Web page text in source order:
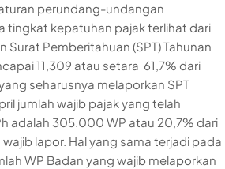
perundang-undangan
tingkat kepatuhan pajak terlihat dari
Surat Pemberitahuan (SPT) Tahunan
11,309 atau setara 61,7% dari
seharusnya melaporkan SPT
jumlah wajib pajak yang telah
adalah 305.000 WP atau 20,7% dari
wajib lapor. Hal yang sama terjadi pada
WP Badan yang wajib melaporkan